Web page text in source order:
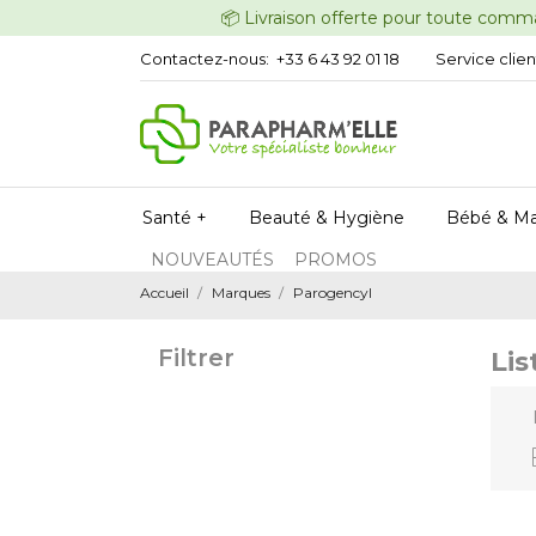
📦 Livraison offerte pour
Contactez-nous: +33 6 43 92 01 18 Service
Santé + Beauté & Hygiène
Bébé &
NOUVEAUTÉS
PROMOS
Accueil Marques Parogencyl
Filtrer